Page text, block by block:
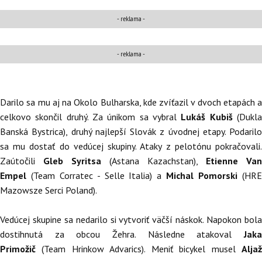
- reklama -
- reklama -
Darilo sa mu aj na Okolo Bulharska, kde zvíťazil v dvoch etapách a
celkovo skončil druhý. Za únikom sa vybral Lukáš Kubiš(Dukla
Banská Bystrica), druhý najlepší Slovák z úvodnej etapy. Podarilo
sa mu dostať do vedúcej skupiny. Ataky z pelotónu pokračovali.
Zaútočili Gleb Syritsa (Astana Kazachstan), Etienne Van
Empel (Team Corratec - Selle Italia) a Michal Pomorski(HRE
Mazowsze Serci Poland).
Vedúcej skupine sa nedarilo si vytvoriť väčší náskok. Napokon bola
dostihnutá za obcou Žehra. Následne atakovalJaka
Primožič(Team Hrinkow Advarics). Meniť bicykel muselAljaž